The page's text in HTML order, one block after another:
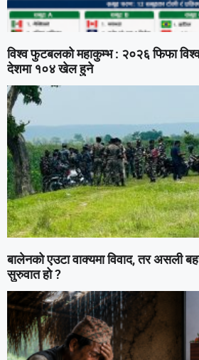
विश्व फुटबलको महाकुम्भ : २०२६ फिफा
देशमा १०४ खेल हुने
बालेनको एउटा वाक्यमा विवाद, तर असली
सुरुवात हो ?